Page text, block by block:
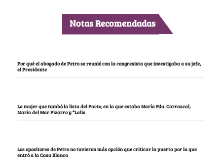
Notas Recomendadas
Por qué el abogado de Petro se reunió con la congresista que investigaba a su jefe,
el Presidente
La mujer que tumbó la lista del Pacto, en la que estaba María Fda. Carrascal,
María del Mar Pizarro y “Lalis
Los opositores de Petro no tuvieron más opción que criticar la puerta por la que
entró a la Casa Blanca